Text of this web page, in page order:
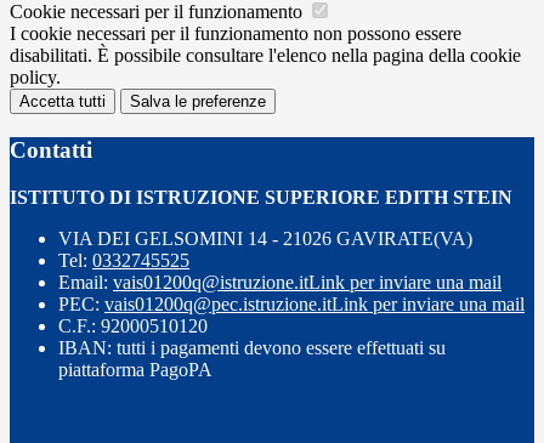
Cookie necessari per il funzionamento
I cookie necessari per il funzionamento non possono essere
disabilitati. È possibile consultare l'elenco nella pagina della cookie
policy.
Accetta tutti Salva le preferenze
Contatti
ISTITUTO DI ISTRUZIONE SUPERIORE EDITH STEIN
VIA DEI GELSOMINI 14 - 21026 GAVIRATE(VA)
Tel: 0332745525
Email: vais01200q@istruzione.itLink per inviare una mail
PEC: vais01200q@pec.istruzione.itLink per inviare una mail
C.F.: 92000510120
IBAN: tutti i pagamenti devono essere effettuati su
piattaforma PagoPA